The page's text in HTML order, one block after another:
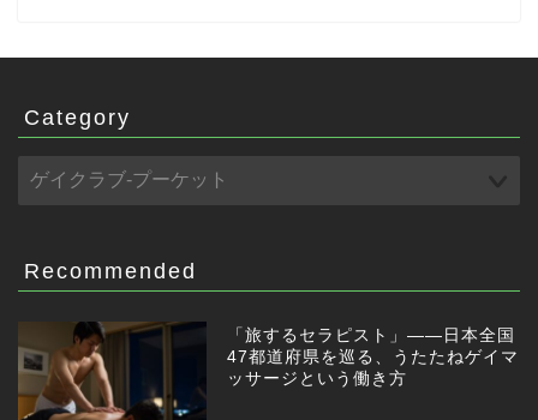
Category
Recommended
「旅するセラピスト」——日本全国
47都道府県を巡る、うたたねゲイマ
ッサージという働き方